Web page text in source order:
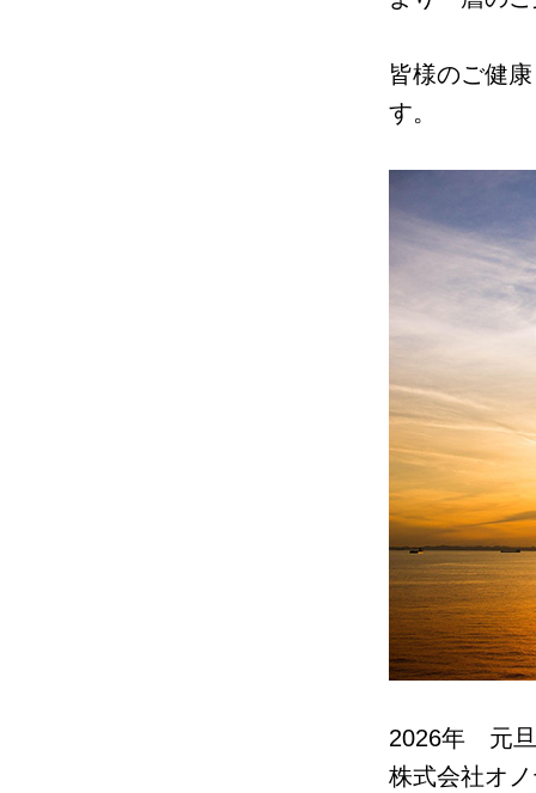
皆様のご健
す。
2026年 元旦
株式会社オ